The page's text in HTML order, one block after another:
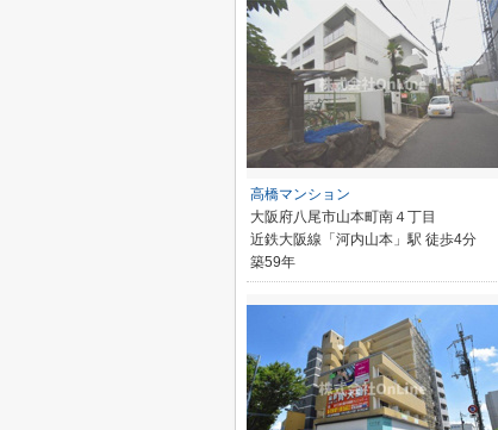
高橋マンション
大阪府八尾市山本町南４丁目
近鉄大阪線「河内山本」駅 徒歩4分
築59年